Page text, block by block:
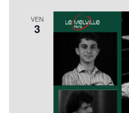
VEN
3